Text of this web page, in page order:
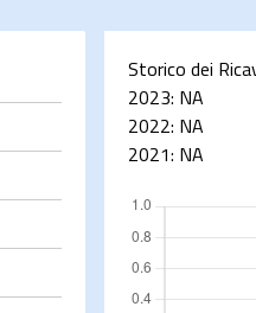
Storico dei
2023: NA
2022: NA
2021: NA